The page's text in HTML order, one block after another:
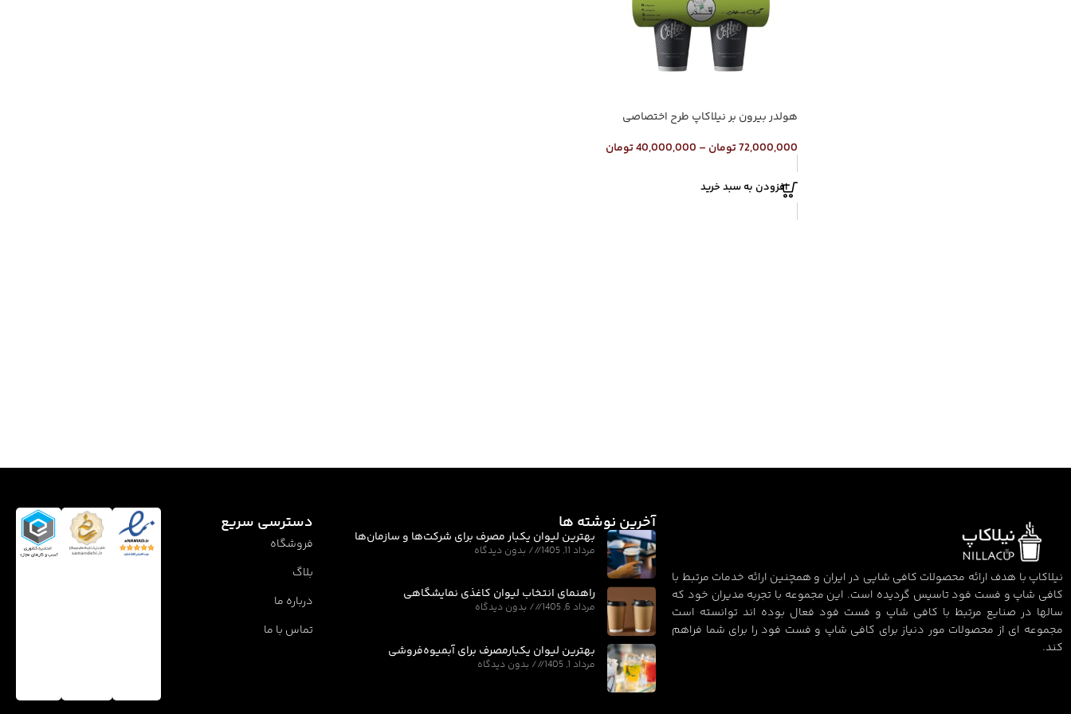
هولدر بیرون بر نیلاکاپ طرح اختصاصی
72,000,000تومان –
40,000,000تومان
افزودن به سبد خرید
نیلاکاپ با هدف ارائه محصولات کافی شاپی در ایران و همچنین ارائه خدمات مرتبط با
کافی شاپ و فست فود تاسیس گردیده است. این مجموعه با تجربه مدیران خود که
سالها در صنایع مرتبط با کافی شاپ و فست فود فعال بوده اند توانسته است
مجموعه ای از محصولات مور دنیاز برای کافی شاپ و فست فود را برای شما فراهم
کند.
آخرین نوشته ها
بهترین لیوان یکبار مصرف برای شرکت‌ها و سازمان‌ها
مرداد 11, 1405 بدون دیدگاه
راهنمای انتخاب لیوان کاغذی نمایشگاهی
مرداد 6, 1405 بدون دیدگاه
بهترین لیوان یکبارمصرف برای آبمیوه‌فروشی
مرداد 1, 1405 بدون دیدگاه
دسترسی سریع
فروشگاه
بلاگ
درباره ما
تماس با ما